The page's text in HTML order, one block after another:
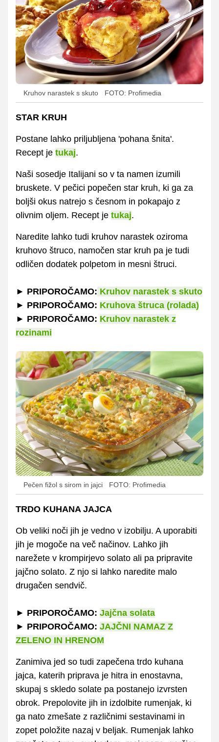
Kruhov narastek s skuto FOTO: Profimedia
STAR KRUH
Postane lahko priljubljena 'pohana šnita'.
Recept je tukaj.
Naši sosedje Italijani so v ta namen izumili
bruskete. V pečici popečen star kruh, ki ga za
boljši okus natrejo s česnom in pokapajo z
olivnim oljem. Recept je tukaj.
Naredite lahko tudi kruhov narastek oziroma
kruhovo štruco, namočen star kruh pa je tudi
odličen dodatek polpetom in mesni štruci.
► PRIPOROČAMO: Kruhov narastek s skuto
► PRIPOROČAMO: Kruhova štruca (rolada)
► PRIPOROČAMO: Kruhov narastek z
rozinami
Pečen fižol s sirom in jajci FOTO: Profimedia
TRDO KUHANA JAJCA
Ob veliki noči jih je vedno v izobilju. A uporabiti
jih je mogoče na več načinov. Lahko jih
narežete v krompirjevo solato ali pa pripravite
jajčno solato. Z njo si lahko naredite malo
drugačen sendvič.
► PRIPOROČAMO: Jajčna solata
► PRIPOROČAMO: JAJČNI NAMAZ Z
ZELENO IN HRENOM
Zanimiva jed so tudi zapečena trdo kuhana
jajca, katerih priprava je hitra in enostavna,
skupaj s skledo solate pa postanejo izvrsten
obrok. Prepolovite jih in izdolbite rumenjak, ki
ga nato zmešate z različnimi sestavinami in
zopet položite nazaj v beljak. Rumenjak lahko